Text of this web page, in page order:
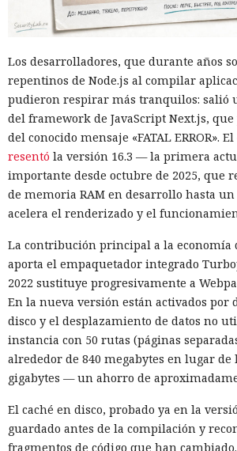
Los desarrolladores, que durante años
repentinos de Node.js al compilar
pudieron respirar más tranquilos: salió
del framework de JavaScript Next.js,
del conocido mensaje «FATAL ERROR».
resentó la versión 16.3 — la primera
importante desde octubre de 2025, que
de memoria RAM en desarrollo hasta un
acelera el renderizado y el
La contribución principal a la economía
aporta el empaquetador integrado
2022 sustituye progresivamente a
En la nueva versión están activados por
disco y el desplazamiento de datos no
instancia con 50 rutas (páginas
alrededor de 840 megabytes en lugar de
gigabytes — un ahorro de
El caché en disco, probado ya en la
guardado antes de la compilación y
fragmentos de código que han